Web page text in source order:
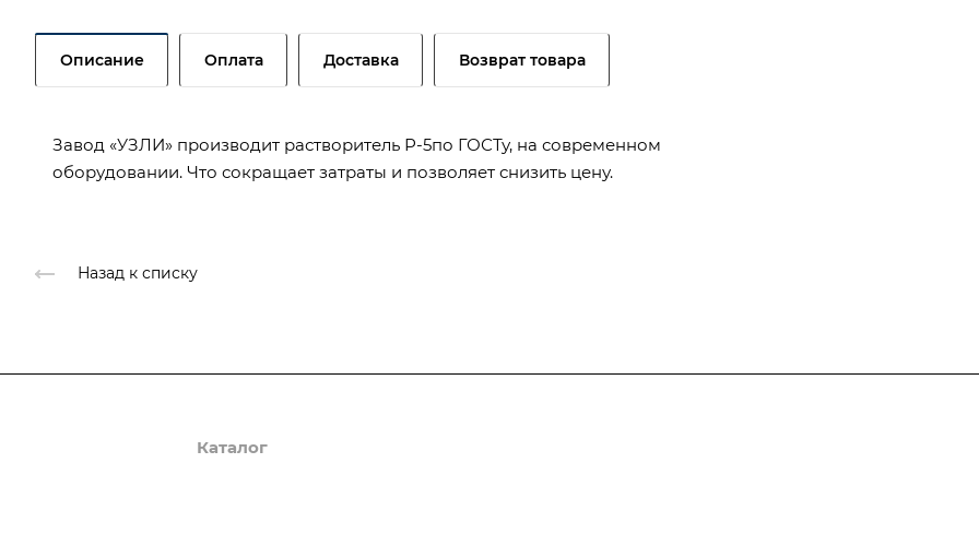
Описание Оплата Доставка Возврат товара
Завод «УЗЛИ» производит растворитель Р-5по ГОСТу, на современном
оборудовании. Что сокращает затраты и позволяет снизить цену.
Назад к списку
Каталог